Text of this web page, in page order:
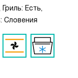
Есть,
Словения